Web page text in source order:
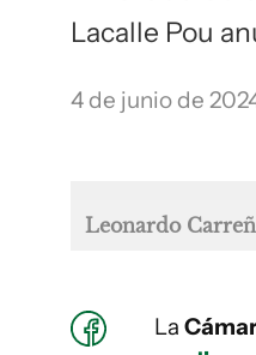
Lacalle Pou
4 de junio de
Leonardo
La